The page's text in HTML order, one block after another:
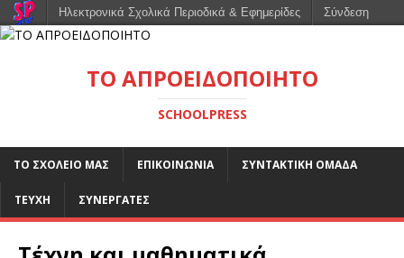
ΤΟ ΑΠΡΟΕΙΔΟΠΟΙΗΤΟ
SCHOOLPRESS
ΤΟ ΣΧΟΛΕΙΟ ΜΑΣ ΕΠΙΚΟΙΝΩΝΙΑ ΣΥΝΤΑΚΤΙΚΗ ΟΜΑΔΑ
ΤΕΥΧΗ ΣΥΝΕΡΓΑΤΕΣ
Ηλεκτρονικά Σχολικά Περιοδικά & Εφημερίδες Σύνδεση